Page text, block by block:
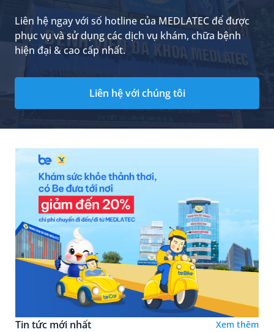
Liên hệ ngay với số hotline của MEDLATEC để được
phục vụ và sử dụng các dịch vụ khám, chữa bệnh
hiện đại & cao cấp nhất.
Liên hệ với chúng tôi
Tin tức mới nhất Xem thêm